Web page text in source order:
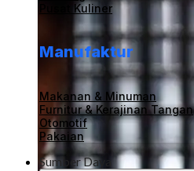
Pusat Kuliner
Manufaktur
Makanan & Minuman
Furnitur & Kerajinan Tangan
Otomotif
Pakaian
Sumber Daya